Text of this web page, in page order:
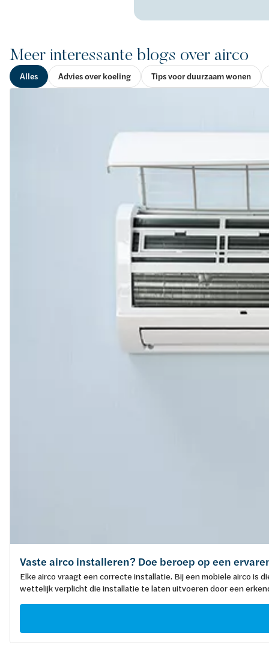
Meer interessante blogs over airco
Alles Advies over koeling Tips voor duurzaam wonen
Vaste airco installeren? Doe beroep op een
Elke airco vraagt een correcte installatie. Bij een mobiele airco is
wettelijk verplicht die installatie te laten uitvoeren door een